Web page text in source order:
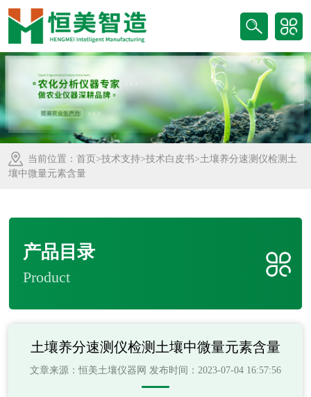
当前位置： 首页 >技术支持>技术白皮书>土壤养分速测仪检测土
壤中微量元素含量
产品目录
Product
土壤养分速测仪检测土壤中微量元素含量
文章来源：恒美土壤仪器网 发布时间：2023-07-04 16:57:56